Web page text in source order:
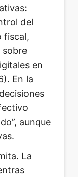
del
fiscal,
sobre
en
En la
aunque
La